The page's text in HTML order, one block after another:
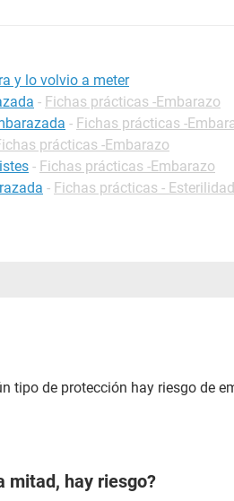
y lo volvio a meter
- Fichas prácticas -Embarazo
- Fichas prácticas -
prácticas -Embarazo
- Fichas prácticas -Embarazo
- Fichas prácticas - Esterilidad
tipo de protección hay riesgo de
mitad, hay riesgo?